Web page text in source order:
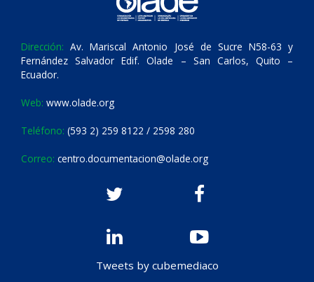
Dirección: Av. Mariscal Antonio José de Sucre N58-63 y
Fernández Salvador Edif. Olade – San Carlos, Quito –
Ecuador.
Web: www.olade.org
Teléfono: (593 2) 259 8122 / 2598 280
Correo: centro.documentacion@olade.org
Tweets by cubemediaco